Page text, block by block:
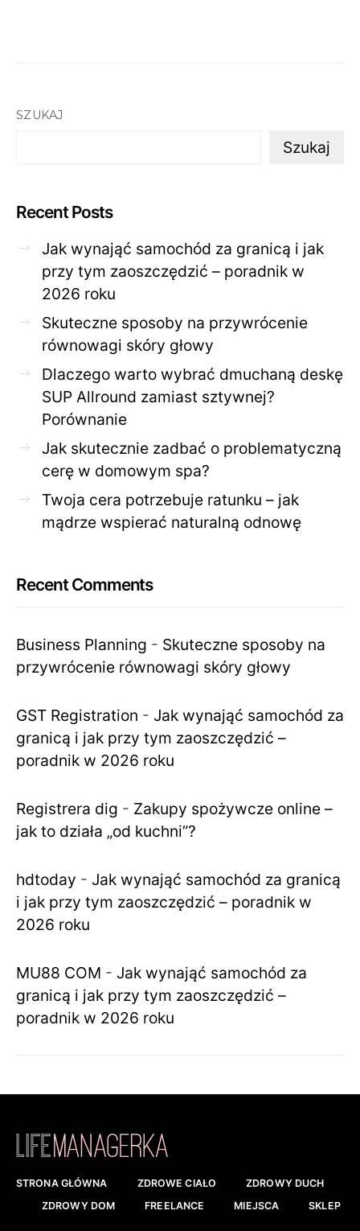
SZUKAJ
Szukaj
Recent Posts
Jak wynająć samochód za granicą i jak
przy tym zaoszczędzić – poradnik w
2026 roku
Skuteczne sposoby na przywrócenie
równowagi skóry głowy
Dlaczego warto wybrać dmuchaną deskę
SUP Allround zamiast sztywnej?
Porównanie
Jak skutecznie zadbać o problematyczną
cerę w domowym spa?
Twoja cera potrzebuje ratunku – jak
mądrze wspierać naturalną odnowę
Recent Comments
Business Planning - Skuteczne sposoby na
przywrócenie równowagi skóry głowy
GST Registration - Jak wynająć samochód za
granicą i jak przy tym zaoszczędzić –
poradnik w 2026 roku
Registrera dig - Zakupy spożywcze online –
jak to działa „od kuchni”?
hdtoday - Jak wynająć samochód za granicą
i jak przy tym zaoszczędzić – poradnik w
2026 roku
MU88 COM - Jak wynająć samochód za
granicą i jak przy tym zaoszczędzić –
poradnik w 2026 roku
STRONA GŁÓWNA ZDROWE CIAŁO
ZDROWY DUCH
ZDROWY DOM
FREELANCE MIEJSCA SKLEP